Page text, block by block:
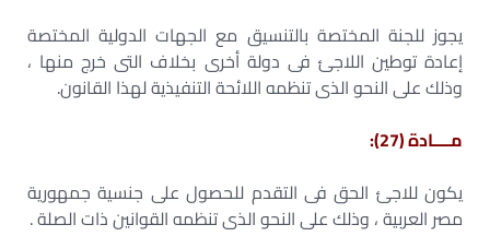
يجوز للجنة المختصة بالتنسيق مع الجهات الدولية المختصة
إعادة توطين اللاجئ فى دولة أخرى بخلاف التى خرج منها ،
وذلك على النحو الذى تنظمه اللائحة التنفيذية لهذا القانون.
مــــادة (27):
يكون للاجئ الحق فى التقدم للحصول على جنسية جمهورية
مصر العربية ، وذلك على النحو الذى تنظمه القوانين ذات الصلة .